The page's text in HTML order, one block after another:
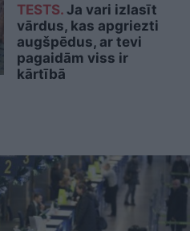
TESTS. Ja vari izlasīt
vārdus, kas apgriezti
augšpēdus, ar tevi
pagaidām viss ir
kārtībā